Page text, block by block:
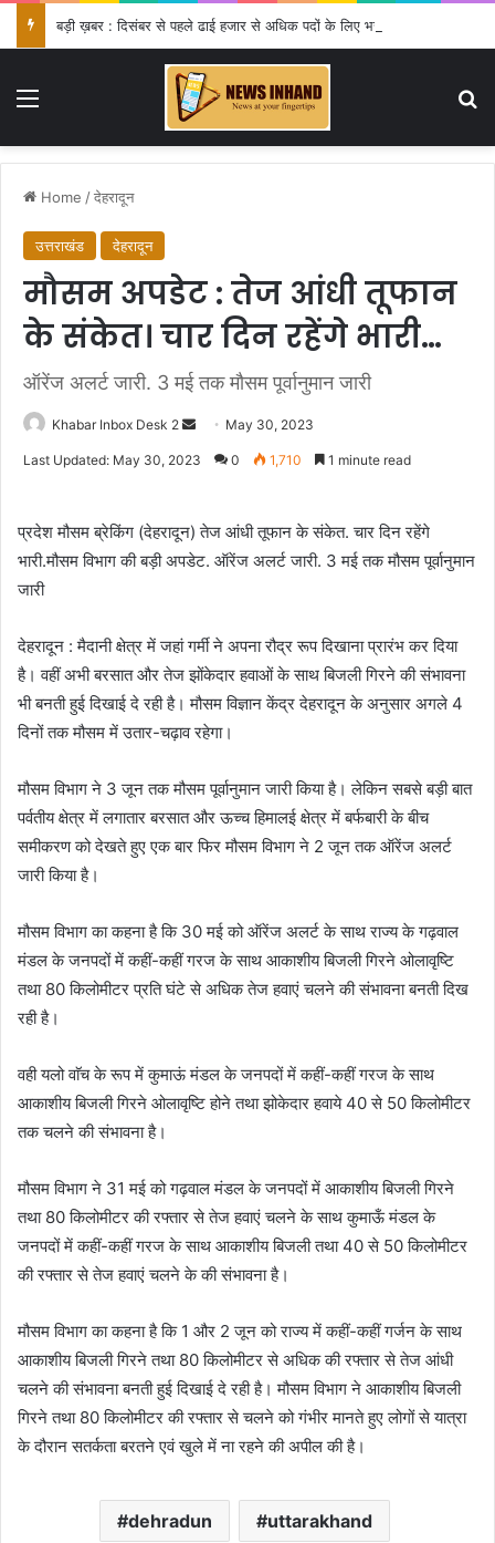
बड़ी ख़बर : दिसंबर से पहले ढाई हजार से अधिक पदों के लिए भरे जाएंगे फार्म
Menu
Home /देहरादून
उत्तराखंड देहरादून
मौसम अपडेट : तेज आंधी तूफान
के संकेत। चार दिन रहेंगे भारी…
ऑरेंज अलर्ट जारी. 3 मई तक मौसम पूर्वानुमान जारी
Khabar Inbox Desk 2
Send May 30, 2023
Last Updated: May 30, 2023 0 1,710 1 minute read
प्रदेश मौसम ब्रेकिंग (देहरादून) तेज आंधी तूफान के संकेत. चार दिन रहेंगे
भारी.मौसम विभाग की बड़ी अपडेट. ऑरेंज अलर्ट जारी. 3 मई तक मौसम पूर्वानुमान
जारी
देहरादून : मैदानी क्षेत्र में जहां गर्मी ने अपना रौद्र रूप दिखाना प्रारंभ कर दिया
है। वहीं अभी बरसात और तेज झोंकेदार हवाओं के साथ बिजली गिरने की संभावना
भी बनती हुई दिखाई दे रही है। मौसम विज्ञान केंद्र देहरादून के अनुसार अगले 4
दिनों तक मौसम में उतार-चढ़ाव रहेगा।
मौसम विभाग ने 3 जून तक मौसम पूर्वानुमान जारी किया है। लेकिन सबसे बड़ी बात
पर्वतीय क्षेत्र में लगातार बरसात और ऊच्च हिमालई क्षेत्र में बर्फबारी के बीच
समीकरण को देखते हुए एक बार फिर मौसम विभाग ने 2 जून तक ऑरेंज अलर्ट
जारी किया है।
मौसम विभाग का कहना है कि 30 मई को ऑरेंज अलर्ट के साथ राज्य के गढ़वाल
मंडल के जनपदों में कहीं-कहीं गरज के साथ आकाशीय बिजली गिरने ओलावृष्टि
तथा 80 किलोमीटर प्रति घंटे से अधिक तेज हवाएं चलने की संभावना बनती दिख
रही है।
वही यलो वाॅच के रूप में कुमाऊं मंडल के जनपदों में कहीं-कहीं गरज के साथ
आकाशीय बिजली गिरने ओलावृष्टि होने तथा झोकेदार हवाये 40 से 50 किलोमीटर
तक चलने की संभावना है।
मौसम विभाग ने 31 मई को गढ़वाल मंडल के जनपदों में आकाशीय बिजली गिरने
तथा 80 किलोमीटर की रफ्तार से तेज हवाएं चलने के साथ कुमाऊँ मंडल के
जनपदों में कहीं-कहीं गरज के साथ आकाशीय बिजली तथा 40 से 50 किलोमीटर
की रफ्तार से तेज हवाएं चलने के की संभावना है।
मौसम विभाग का कहना है कि 1 और 2 जून को राज्य में कहीं-कहीं गर्जन के साथ
आकाशीय बिजली गिरने तथा 80 किलोमीटर से अधिक की रफ्तार से तेज आंधी
चलने की संभावना बनती हुई दिखाई दे रही है। मौसम विभाग ने आकाशीय बिजली
गिरने तथा 80 किलोमीटर की रफ्तार से चलने को गंभीर मानते हुए लोगों से यात्रा
के दौरान सतर्कता बरतने एवं खुले में ना रहने की अपील की है।
dehradun uttarakhand